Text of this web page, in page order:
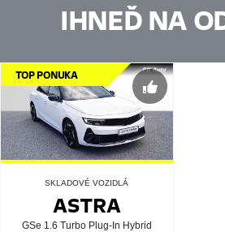
IHNEĎ NA
TOP PONUKA
SKLADOVÉ VOZIDLÁ
ASTRA
GSe 1.6 Turbo Plug-In Hybrid